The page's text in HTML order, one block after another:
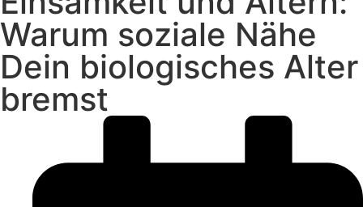
Warum soziale Nähe
Dein biologisches Alter
bremst